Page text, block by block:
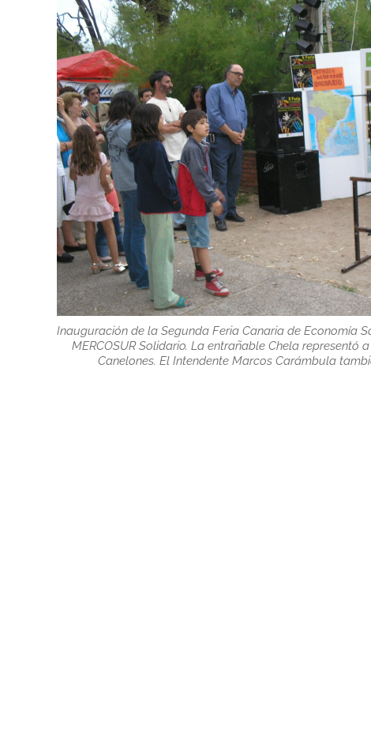
Inauguración de la Segunda Feria Canaria de Economía
MERCOSUR Solidario. La entrañable Chela representó
Canelones. El Intendente Marcos Carámbula